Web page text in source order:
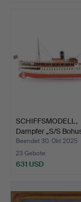
SCHIFFSMODELL,
Dampfer „S/S
Hol…
Beendet 30. Okt 2025
23 Gebote
631 USD